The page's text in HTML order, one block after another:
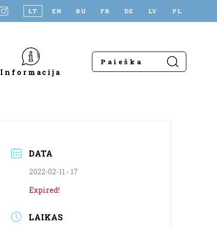
LT EN RU FR DE LV PL
Informacija
DATA
2022-02-11 - 17
Expired!
LAIKAS